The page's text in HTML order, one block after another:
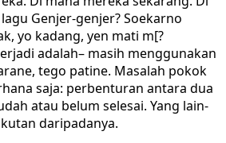
Genjer-genjer? Soekarno
yo kadang, yen mati m[?
adalah– masih menggunakan
tego patine. Masalah pokok
saja: perbenturan antara dua
atau belum selesai. Yang lain-
daripadanya.